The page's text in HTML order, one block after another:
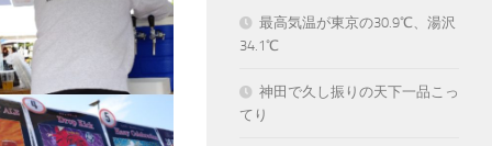
最高気温が東京の30.9℃、湯沢
34.1℃
神田で久し振りの天下一品こっ
てり